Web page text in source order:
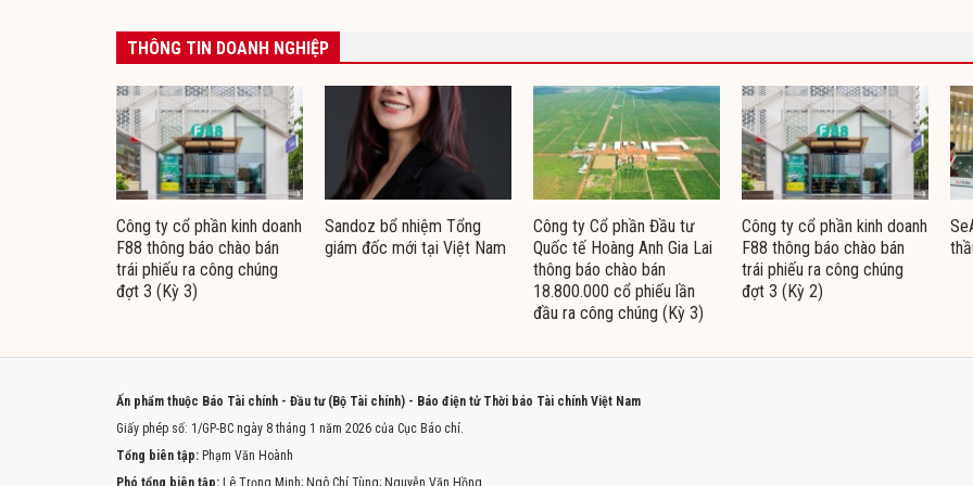
THÔNG TIN DOANH NGHIỆP
Công ty cổ phần kinh doanh
F88 thông báo chào bán
trái phiếu ra công chúng
đợt 3 (Kỳ 3)
Sandoz bổ nhiệm Tổng
giám đốc mới tại Việt Nam
Công ty Cổ phần Đầu tư
Quốc tế Hoàng Anh Gia Lai
thông báo chào bán
18.800.000 cổ phiếu lần
đầu ra công chúng (Kỳ 3)
Công ty cổ phần kinh doanh
F88 thông báo chào bán
trái phiếu ra công chúng
đợt 3 (Kỳ 2)
Ấn phẩm thuộc Báo Tài chính - Đầu tư (Bộ Tài chính) - Báo điện tử Thời báo Tài chính Việt Nam
Giấy phép số: 1/GP-BC ngày 8 tháng 1 năm 2026 của Cục Báo chí.
Tổng biên tập: Phạm Văn Hoành
Phó tổng biên tập: Lê Trọng Minh; Ngô Chí Tùng; Nguyễn Văn Hồng